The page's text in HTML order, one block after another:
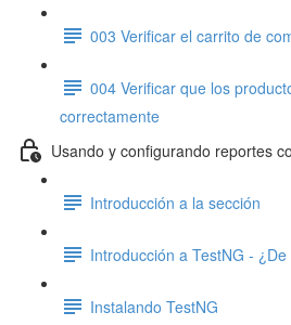
003 Verificar el carrito de
004 Verificar que los
correctamente
Usando y configurando reportes
Introducción a la sección
Introducción a TestNG -
Instalando TestNG